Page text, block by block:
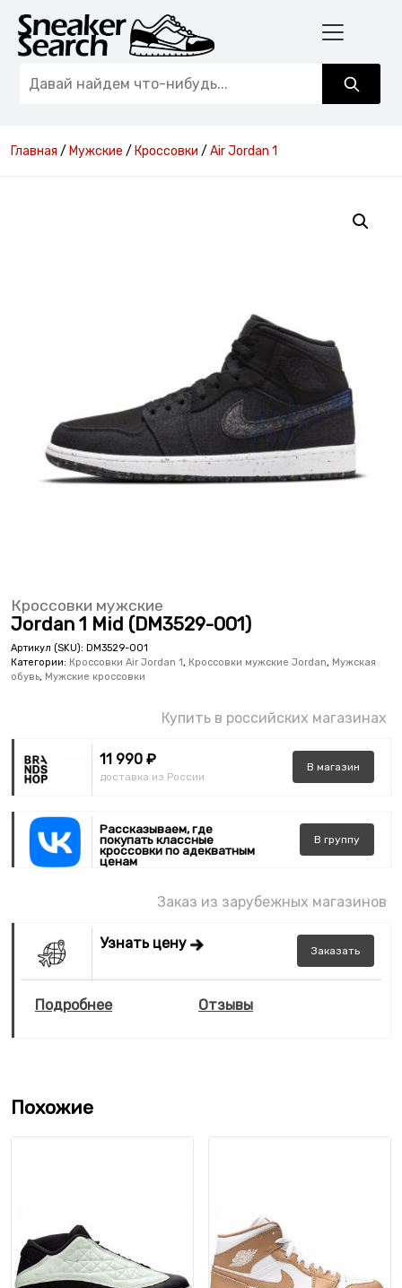
Главная / Мужские / Кроссовки / Air Jordan 1
Кроссовки мужские
Jordan 1 Mid (DM3529-001)
Артикул (SKU): DM3529-001
Категории: Кроссовки Air Jordan 1, Кроссовки мужские Jordan, Мужская
обувь, Мужские кроссовки
Купить в российских магазинах
11 990 ₽
доставка из России
В магазин
Рассказываем, где
покупать классные
кроссовки по адекватным
ценам
В группу
Заказ из зарубежных магазинов
Узнать цену Заказать
Подробнее Отзывы
Похожие